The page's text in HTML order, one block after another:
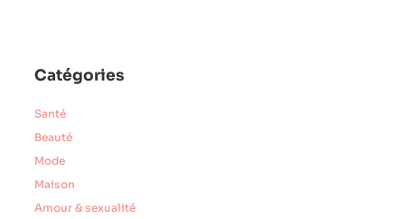
Catégories
Santé
Beauté
Mode
Maison
Amour & sexualité